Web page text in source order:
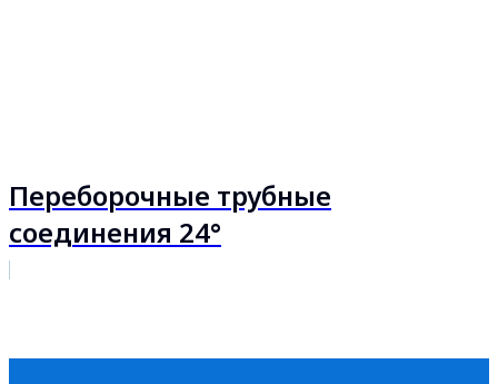
Переборочные трубные
соединения 24°